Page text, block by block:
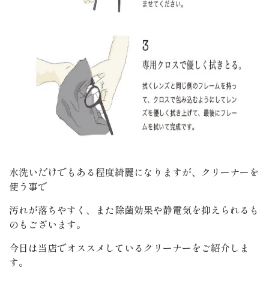
水洗いだけでもある程度綺麗になりますが、クリーナーを
使う事で
汚れが落ちやすく、また除菌効果や静電気を抑えられるも
のもございます。
今日は当店でオススメしているクリーナーをご紹介しま
す。